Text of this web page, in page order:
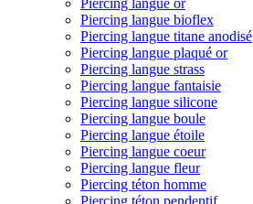
Piercing langue or
Piercing langue bioflex
Piercing langue titane anodisé
Piercing langue plaqué or
Piercing langue strass
Piercing langue fantaisie
Piercing langue silicone
Piercing langue boule
Piercing langue étoile
Piercing langue coeur
Piercing langue fleur
Piercing téton homme
Piercing téton pendentif